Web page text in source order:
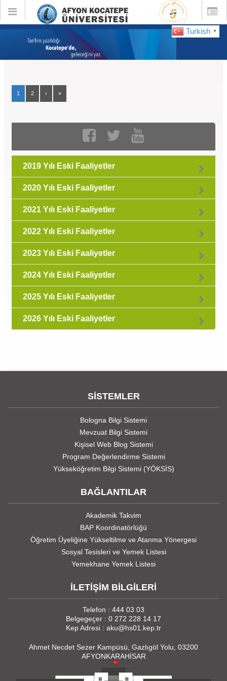
Toggle
global
Toggle
Turkish ▼
Eski Faaliyetler :Şubat 2025
1 2 › »
2019 Yılı Eski Faaliyetler
2020 Yılı Eski Faaliyetler
2021 Yılı Eski Faaliyetler
2022 Yılı Eski Faaliyetler
2023 Yılı Eski Faaliyetler
2024 Yılı Eski Faaliyetler
2025 Yılı Eski Faaliyetler
2026 Yılı Eski Faaliyetler
SİSTEMLER
Bologna Bilgi Sistemi
Mevzuat Bilgi Sistemi
Kişisel Web Blog Sistemi
Program Değerlendirme Sistemi
Yükseköğretim Bilgi Sistemi (YÖKSİS)
BAĞLANTILAR
Akademik Takvim
BAP Koordinatörlüğü
Öğretim Üyeliğine Yükseltilme ve Atanma Yönergesi
Sosyal Tesisleri ve Yemek Listesi
Yemekhane Yemek Listesi
İLETİŞİM BİLGİLERİ
Telefon : 444 03 03
Belgegeçer : 0 272 228 14 17
Kep Adresi : aku@hs01.kep.tr
Ahmet Necdet Sezer Kampüsü, Gazlıgöl Yolu, 03200
AFYONKARAHİSAR